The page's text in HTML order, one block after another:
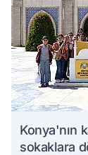
Konya'nın
sokaklara